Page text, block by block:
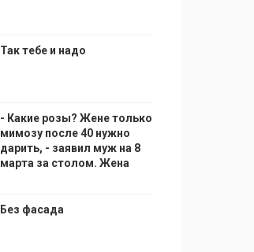
Так тебе и надо
- Какие розы? Жене только
мимозу после 40 нужно
дарить, - заявил муж на 8
марта за столом. Жена
Без фасада